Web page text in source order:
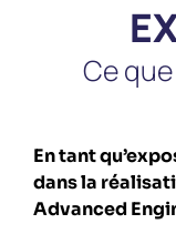
Ce
En tant
dans la
Advanced